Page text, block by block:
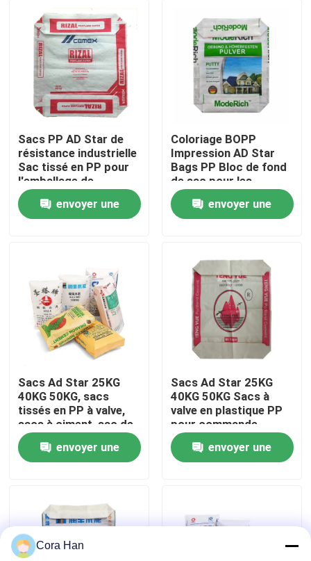
Maison
Produits
Visite d'usine
Contrôle de qualité
Contactez-nous
Nouvelles
Demandez une citation
Sacs de empaquetage de ciment
Pp cimentent des sacs
Sacs PP AD Star de
résistance industrielle
Sac tissé en PP pour
l'emballage de
mélanges secs
envoyer une
Coloriage BOPP
Impression AD Star
Bags PP Bloc de fond
de sac pour les
mélanges secs
Emballage fabrication
chinoise
envoyer une
Sacs Ad Star 25KG
40KG 50KG, sacs
tissés en PP à valve,
sacs à ciment, sac de
ciment pour l'industrie
chimiqueenvoyer une
Sacs Ad Star 25KG
40KG 50KG Sacs à
valve en plastique PP
pour commande
personnalisée et
scellage avec poignée
thermosoudable
envoyer une
Cora Han